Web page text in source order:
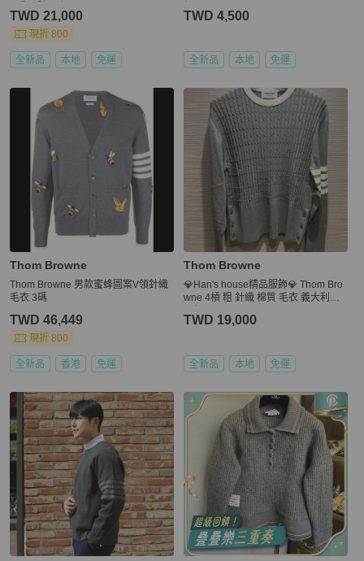
TWD 21,000
現折 800
全新品 本地 免運
TWD 4,500
全新品 本地 免運
Thom Browne
Thom Browne 男款蜜蜂圖案V領針織
毛衣 3碼
TWD 46,449
現折 800
全新品 香港 免運
Thom Browne
💎Han's house精品服飾💎 Thom Bro
wne 4槓 粗 針織 棉質 毛衣 義大利製
TWD 19,000
全新品 本地 免運